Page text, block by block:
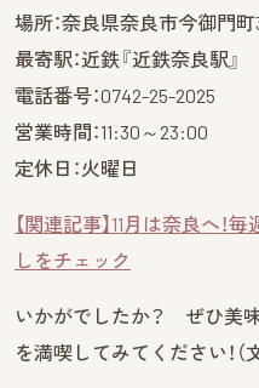
場所：奈良県奈良市今御門町
最寄駅：近鉄『近鉄奈良駅』
電話番号：0742-25-2025
営業時間：11:30～23:00
定休日：火曜日
【関連記事】11月は奈良へ
しをチェック
いかがでしたか？ ぜひ美
を満喫してみてください！（